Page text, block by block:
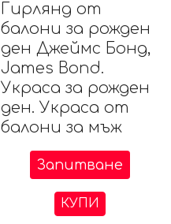
Гирлянд от
балони за рожден
ден Джеймс Бонд,
James Bond.
Украса за рожден
ден. Украса от
балони за мъж
Запитване
КУПИ